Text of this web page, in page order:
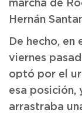
marcha de
Hernán
De hecho,
viernes
optó por el
esa posición,
arrastraba